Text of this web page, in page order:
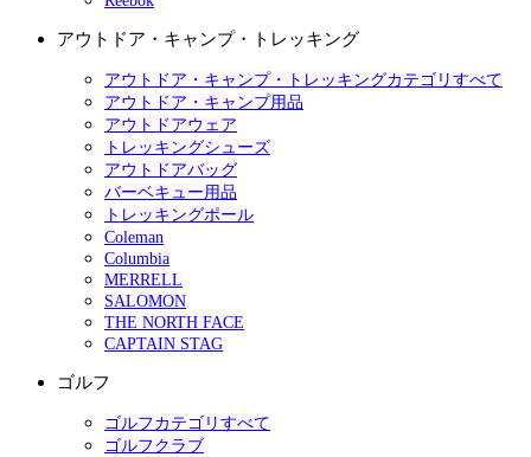
アウトドア・キャンプ・トレッキング
アウトドア・キャンプ・トレッキングカテゴリすべて
アウトドア・キャンプ用品
アウトドアウェア
トレッキングシューズ
アウトドアバッグ
バーベキュー用品
トレッキングポール
Coleman
Columbia
MERRELL
SALOMON
THE NORTH FACE
CAPTAIN STAG
ゴルフ
ゴルフカテゴリすべて
ゴルフクラブ